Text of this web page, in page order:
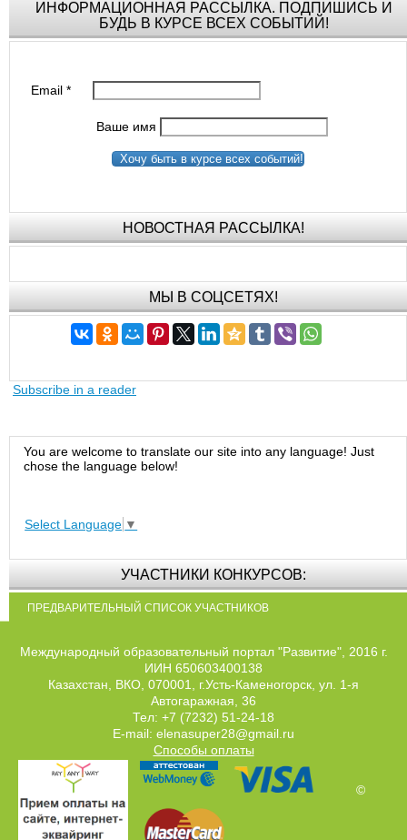
ИНФОРМАЦИОННАЯ РАССЫЛКА. ПОДПИШИСЬ И
БУДЬ В КУРСЕ ВСЕХ СОБЫТИЙ!
Email*
Ваше имя
Хочу быть в курсе всех событий!
НОВОСТНАЯ РАССЫЛКА!
МЫ В СОЦСЕТЯХ!
Subscribe in a reader
You are welcome to translate our site into any language! Just
chose the language below!
Select Language ▼
УЧАСТНИКИ КОНКУРСОВ:
ПРЕДВАРИТЕЛЬНЫЙ СПИСОК УЧАСТНИКОВ
Международный образовательный портал "Развитие", 2016 г.
ИИН 650603400138
Казахстан, ВКО, 070001, г.Усть-Каменогорск, ул. 1-я
Автогаражная, 36
Тел: +7 (7232) 51-24-18
E-mail: elenasuper28@gmail.ru
Способы оплаты
©